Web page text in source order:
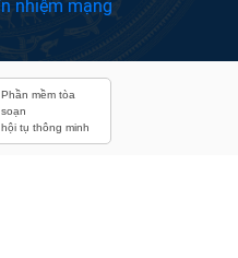
Phần mềm tòa
soạn
hội tụ thông minh